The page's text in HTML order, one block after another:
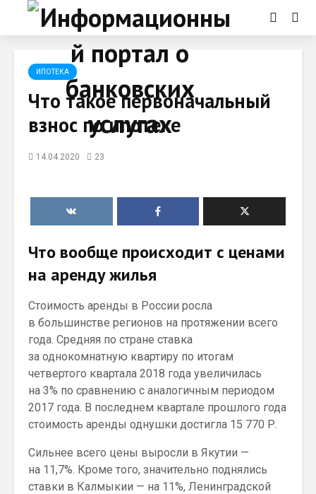
ИПОТЕКА
Что такое первоначальный
взнос по ипотеке
14.04.2020 23
Что вообще происходит с ценами
на аренду жилья
Стоимость аренды в России росла
в большинстве регионов на протяжении всего
года. Средняя по стране ставка
за однокомнатную квартиру по итогам
четвертого квартала 2018 года увеличилась
на 3% по сравнению с аналогичным периодом
2017 года. В последнем квартале прошлого года
стоимость аренды однушки достигла 15 770 Р.
Сильнее всего цены выросли в Якутии —
на 11,7%. Кроме того, значительно поднялись
ставки в Калмыкии — на 11%, Ленинградской